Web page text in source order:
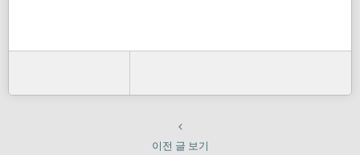
이전 글 보기